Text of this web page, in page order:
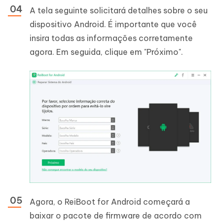
A tela seguinte solicitará detalhes sobre o seu
dispositivo Android. É importante que você
insira todas as informações corretamente
agora. Em seguida, clique em "Próximo".
Agora, o ReiBoot for Android começará a
baixar o pacote de firmware de acordo com